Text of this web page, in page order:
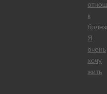
к
Я
очень
хочу
жить